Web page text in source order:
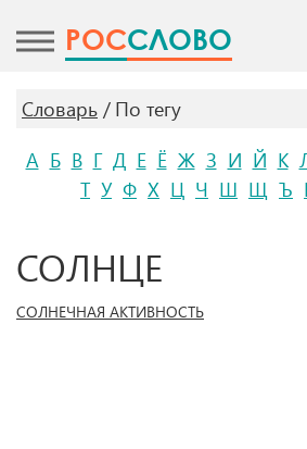
POCСЛОВО
Словарь
По тегу
А Б В Г Д Е Ё Ж З И Й К
Т У Ф Х Ц Ч Ш Щ Ъ
СОЛНЦЕ
СОЛНЕЧНАЯ АКТИВНОСТЬ